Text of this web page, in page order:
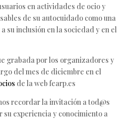
en actividades de ocio y
de su autocuidado como una
su inclusión en la sociedad y en el
grabada por los organizadores y
del mes de diciembre en el
de la web fearp.es
recordar la invitación a tod@s
su experiencia y conocimiento a